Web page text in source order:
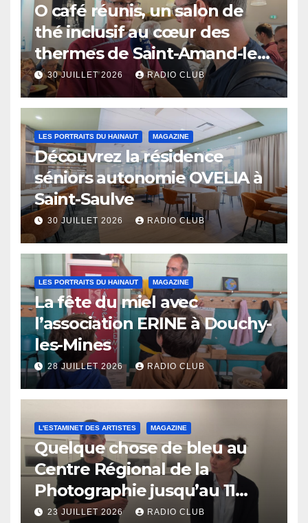
O café réunis, un salon de
thé inclusif au cœur des
thermes de Saint-Amand-les-
Eaux
30 JUILLET 2026 RADIO CLUB
LES PORTRAITS DU HAINAUT MAGAZINE
Découvrez la résidence
séniors autonomie OVELIA à
Saint-Saulve
30 JUILLET 2026 RADIO CLUB
LES PORTRAITS DU HAINAUT MAGAZINE
La fête du miel avec
l’association ERINE à Douchy-
les-Mines
28 JUILLET 2026 RADIO CLUB
L'ESTAMINET DES ARTISTES MAGAZINE
Quelque chose de bleu au
Centre Régional de la
Photographie jusqu’au 11
octobre
23 JUILLET 2026 RADIO CLUB